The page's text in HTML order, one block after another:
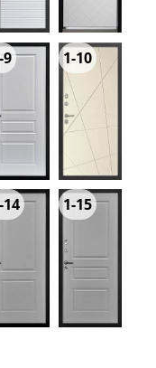
9 1-10
14 1-15